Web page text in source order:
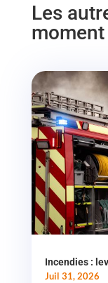
Les
moment
Incendies :
Juil 31, 2026